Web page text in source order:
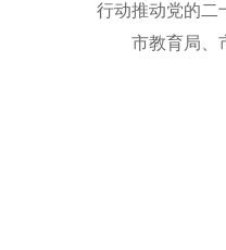
行动推动党的二
市教育局、市